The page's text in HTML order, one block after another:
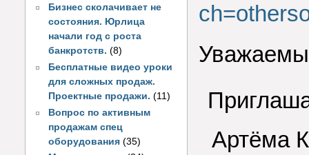
Бизнес сколачивает не
состояния. Юрлица
начали год с роста
банкротств. (8)
Бесплатные видео уроки
для сложных продаж.
Проектные продажи. (11)
Вопрос по активным
продажам спец
оборудования (35)
Артёма